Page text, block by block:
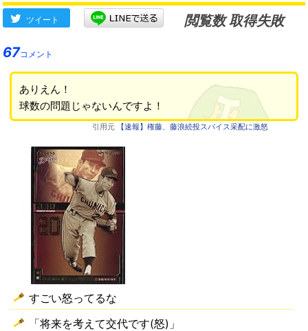
ツイート
閲覧数 取得失敗
67コメント
ありえん！
球数の問題じゃないんですよ！
引用元 【速報】権藤、藤浪続投スパイス采配に激怒
すごい怒ってるな
「将来を考えて交代です(怒)」